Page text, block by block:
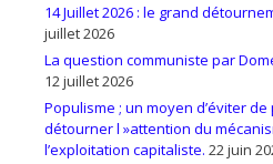
14 Juillet 2026 : le grand
juillet 2026
La question communiste par
12 juillet 2026
Populisme ; un moyen d’éviter
détourner l »attention du
l’exploitation capitaliste. 22 juin